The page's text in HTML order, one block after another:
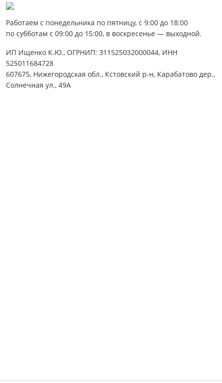
Работаем с понедельника по пятницу, с 9:00 до 18:00
по субботам с 09:00 до 15:00, в воскресенье — выходной.
ИП Ищенко К.Ю., ОГРНИП: 311525032000044, ИНН
525011684728
607675, Нижегородская обл., Кстовский р-н, Карабатово дер.,
Солнечная ул., 49А